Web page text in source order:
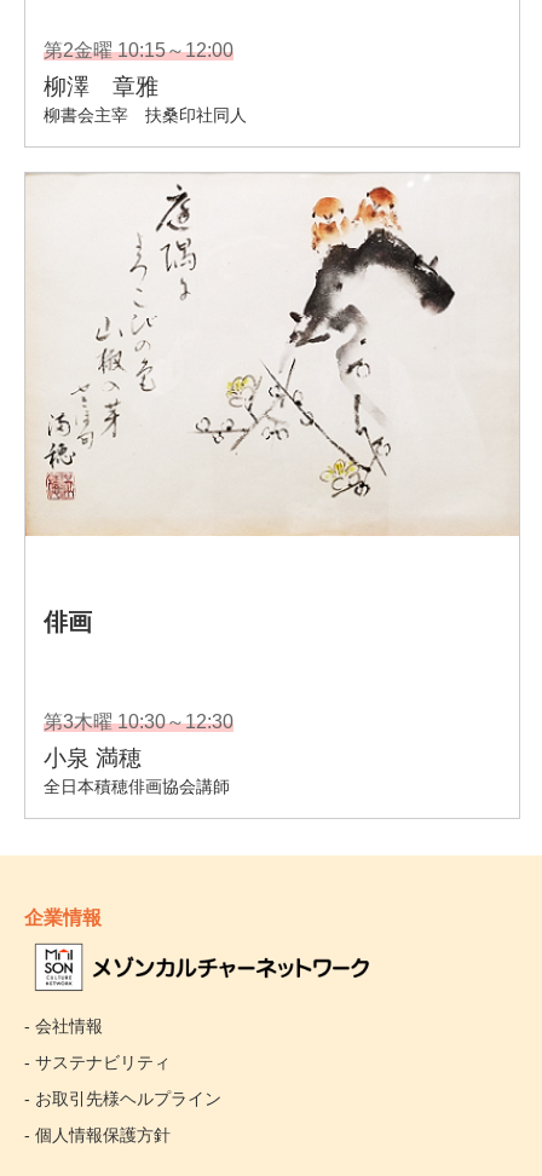
企業情報
- 会社情報
- サステナビリティ
- お取引先様ヘルプライン
- 個人情報保護方針